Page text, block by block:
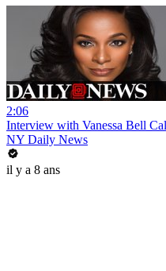
2:06
Interview with Vanessa Bell
NY Daily News
il y a 8 ans